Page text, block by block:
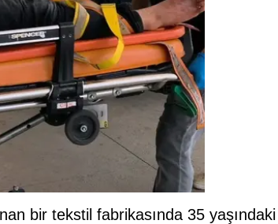
bir tekstil fabrikasında 35 yaşındaki